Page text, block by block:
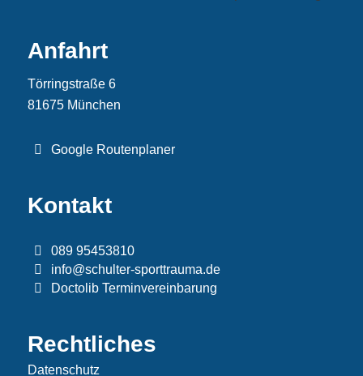
Anfahrt
Törringstraße 6
81675 München
Google Routenplaner
Kontakt
089 95453810
info@schulter-sporttrauma.de
Doctolib Terminvereinbarung
Rechtliches
Datenschutz